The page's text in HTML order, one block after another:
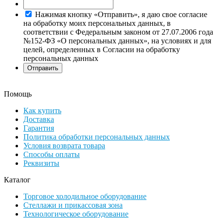
Нажимая кнопку «Отправить», я даю свое согласие
на обработку моих персональных данных, в
соответствии с Федеральным законом от 27.07.2006 года
№152-ФЗ «О персональных данных», на условиях и для
целей, определенных в Согласии на обработку
персональных данных
Помощь
Как купить
Доставка
Гарантия
Политика обработки персональных данных
Условия возврата товара
Способы оплаты
Реквизиты
Каталог
Торговое холодильное оборудование
Стеллажи и прикассовая зона
Технологическое оборудование